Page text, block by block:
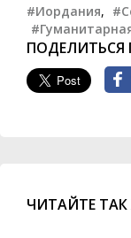
#Иордания,
ПОДЕЛИТЬСЯ
ЧИТАЙТЕ ТАК